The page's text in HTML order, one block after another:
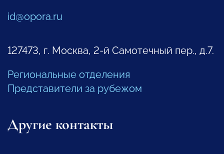
id@opora.ru
127473, г. Москва, 2-й Самотечный пер., д.7.
Региональные отделения
Представители за рубежом
Другие контакты